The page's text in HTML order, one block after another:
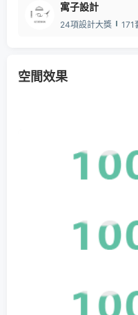
活。
寓子設計
24項設計大獎
171
空間效果